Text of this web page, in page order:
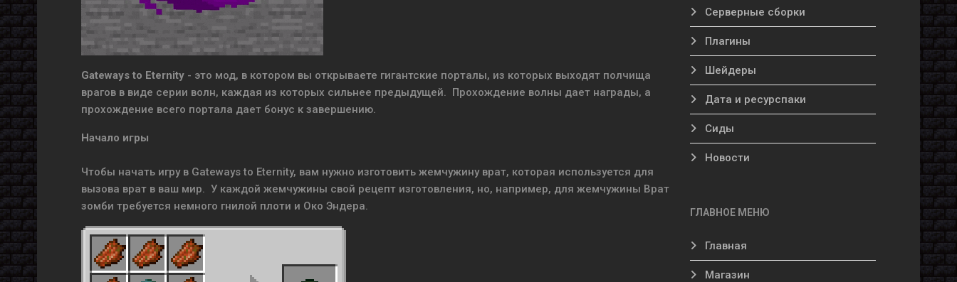
Gateways to Eternity - это мод, в котором вы открываете гигантские порталы, из которых выходят полчища
врагов в виде серии волн, каждая из которых сильнее предыдущей. Прохождение волны дает награды, а
прохождение всего портала дает бонус к завершению.
Начало игры
Чтобы начать игру в Gateways to Eternity, вам нужно изготовить жемчужину врат, которая используется для
вызова врат в ваш мир. У каждой жемчужины свой рецепт изготовления, но, например, для жемчужины Врат
зомби требуется немного гнилой плоти и Око Эндера.
Серверные сборки
Плагины
Шейдеры
Дата и ресурспаки
Сиды
Новости
ГЛАВНОЕ МЕНЮ
Главная
Магазин